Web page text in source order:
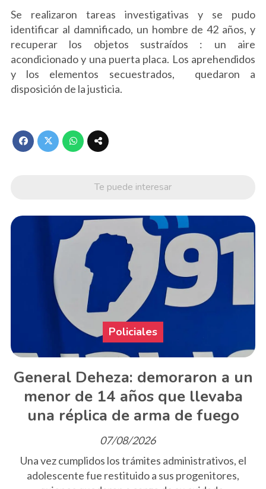
Se realizaron tareas investigativas y se pudo
identificar al damnificado, un hombre de 42 años, y
recuperar los objetos sustraídos : un aire
acondicionado y una puerta placa. Los aprehendidos
y los elementos secuestrados, quedaron a
disposición de la justicia.
Te puede interesar
General Deheza: demoraron a un
menor de 14 años que llevaba
una réplica de arma de fuego
Policiales
07/08/2026
Una vez cumplidos los trámites administrativos, el
adolescente fue restituido a sus progenitores,